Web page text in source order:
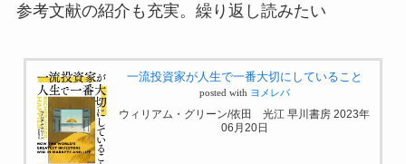
参考文献の紹介も充実。繰り返し読みたい
一流投資家が人生で一番大切にしていること
posted with ヨメレバ
ウィリアム・グリーン/依田 光江 早川書房 2023年
06月20日